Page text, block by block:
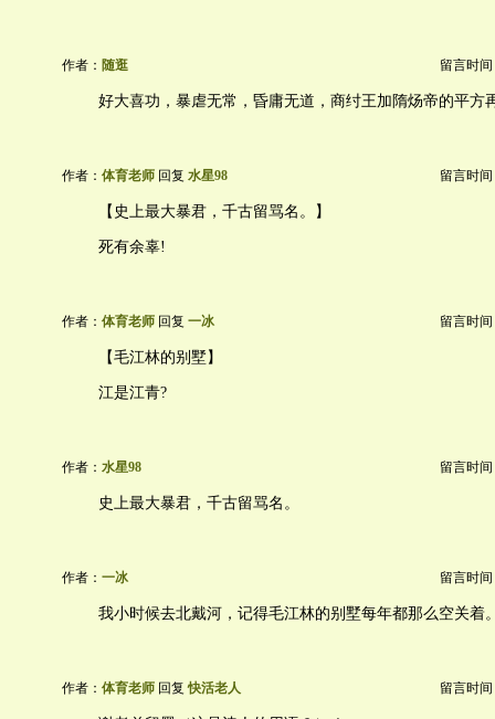
作者： 随逛 留言时间
好大喜功，暴虐无常，昏庸无道，商纣王加隋炀帝的平方
作者： 体育老师 回复 水星98 留言时间
【史上最大暴君，千古留骂名。】
死有余辜!
作者： 体育老师 回复 一冰 留言时间
【毛江林的别墅】
江是江青?
作者： 水星98 留言时间
史上最大暴君，千古留骂名。
作者： 一冰 留言时间
我小时候去北戴河，记得毛江林的别墅每年都那么空关着
作者： 体育老师 回复快活老人 留言时间